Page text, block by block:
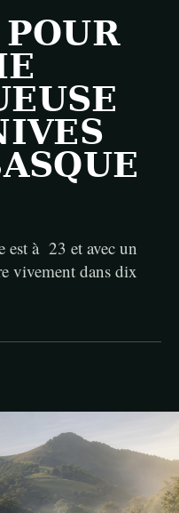
est à 23 et avec un
vivement dans dix